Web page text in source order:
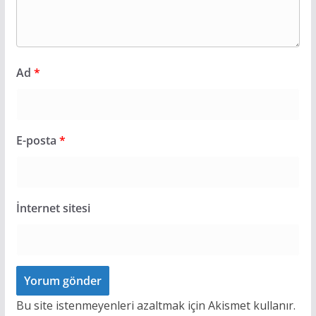
Ad *
E-posta *
İnternet sitesi
Bu site istenmeyenleri azaltmak için Akismet kullanır.